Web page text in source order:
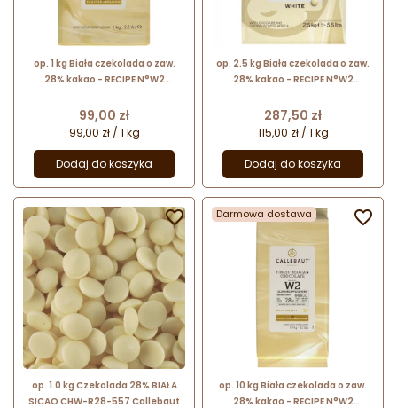
op. 1 kg Biała czekolada o zaw.
28% kakao - RECIPE N°W2
cukiernicza w kaletkach
Cena
99,00 zł
99,00 zł / 1 kg
Dodaj do koszyka
op. 2.5 kg Biała czekolada o zaw.
28% kakao - RECIPE N°W2
Cena
287,50 zł
115,00 zł / 1 kg
Dodaj do koszyka
op. 1.0 kg Czekolada 28% BIAŁA
SICAO CHW-R28-557 Callebaut
 Darmowa dostawa
op. 10 kg Biała czekolada o zaw.
28% kakao - RECIPE N°W2
